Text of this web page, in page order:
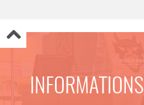
INFORMATIONS